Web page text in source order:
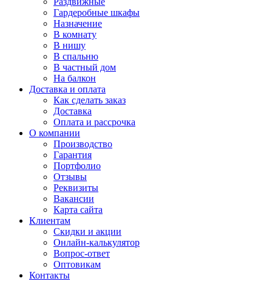
Гардеробные шкафы
Назначение
В комнату
В нишу
В спальню
В частный дом
На балкон
Доставка и оплата
Как сделать заказ
Доставка
Оплата и рассрочка
О компании
Производство
Гарантия
Портфолио
Отзывы
Реквизиты
Вакансии
Карта сайта
Клиентам
Скидки и акции
Онлайн-калькулятор
Вопрос-ответ
Оптовикам
Контакты